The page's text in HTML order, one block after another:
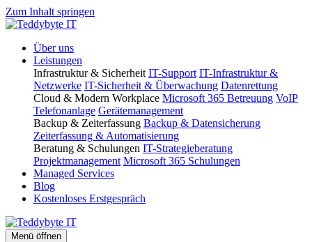
Zum Inhalt springen
Über uns
Leistungen
Infrastruktur & Sicherheit IT-Support IT-Infrastruktur &
Netzwerke IT-Sicherheit & Überwachung Datenrettung
Cloud & Modern Workplace Microsoft 365 Betreuung VoIP
Telefonanlage Gerätemanagement
Backup & Zeiterfassung Backup & Datensicherung
Zeiterfassung & Automatisierung
Beratung & Schulungen IT-Strategieberatung
Projektmanagement Microsoft 365 Schulungen
Managed Services
Blog
Kostenloses Erstgespräch
Menü öffnen